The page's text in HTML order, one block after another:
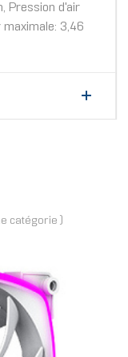
Pression d'air
maximale: 3,46
catégorie )